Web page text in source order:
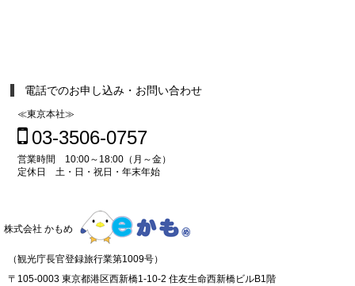
電話でのお申し込み・お問い合わせ
≪東京本社≫
03-3506-0757
営業時間 10:00～18:00（月～金）
定休日 土・日・祝日・年末年始
株式会社 かもめ
（観光庁長官登録旅行業第1009号）
〒105-0003 東京都港区西新橋1-10-2 住友生命西新橋ビルB1階